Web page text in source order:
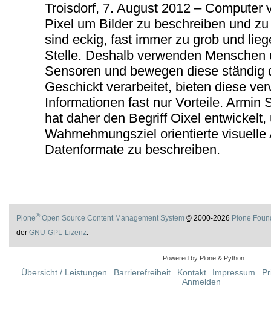
Troisdorf, 7. August 2012 – Computer
Pixel um Bilder zu beschreiben und
sind eckig, fast immer zu grob und
Stelle. Deshalb verwenden Menschen
Sensoren und bewegen diese ständig
Geschickt verarbeitet, bieten diese
Informationen fast nur Vorteile. Armin
hat daher den Begriff Oixel entwickelt,
Wahrnehmungsziel orientierte visuelle
Datenformate zu beschreiben.
Plone®Open Source Content Management System ©2000-2026 Plone
der GNU-GPL-Lizenz.
Powered by Plone & Python
Übersicht / Leistungen Barrierefreiheit Kontakt Impressum
Anmelden